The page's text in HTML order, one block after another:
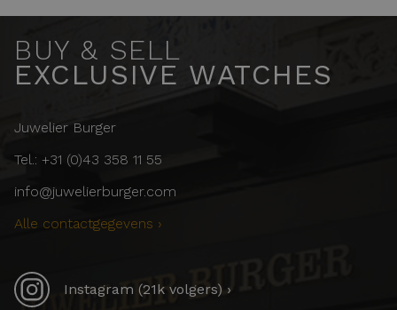
BUY & SELL
EXCLUSIVE WATCHES
Juwelier Burger
Tel.: +31 (0)43 358 11 55
info@juwelierburger.com
Alle contactgegevens ›
Instagram (21k volgers) ›